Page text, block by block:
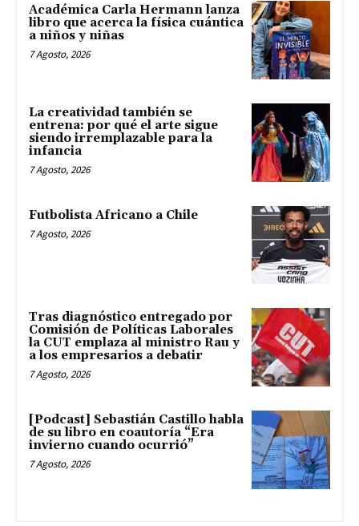
Académica Carla Hermann lanza
libro que acerca la física cuántica
a niños y niñas
7 Agosto, 2026
La creatividad también se
entrena: por qué el arte sigue
siendo irremplazable para la
infancia
7 Agosto, 2026
Futbolista Africano a Chile
7 Agosto, 2026
Tras diagnóstico entregado por
Comisión de Políticas Laborales
la CUT emplaza al ministro Rau y
a los empresarios a debatir
7 Agosto, 2026
[Podcast] Sebastián Castillo habla
de su libro en coautoría “Era
invierno cuando ocurrió”
7 Agosto, 2026